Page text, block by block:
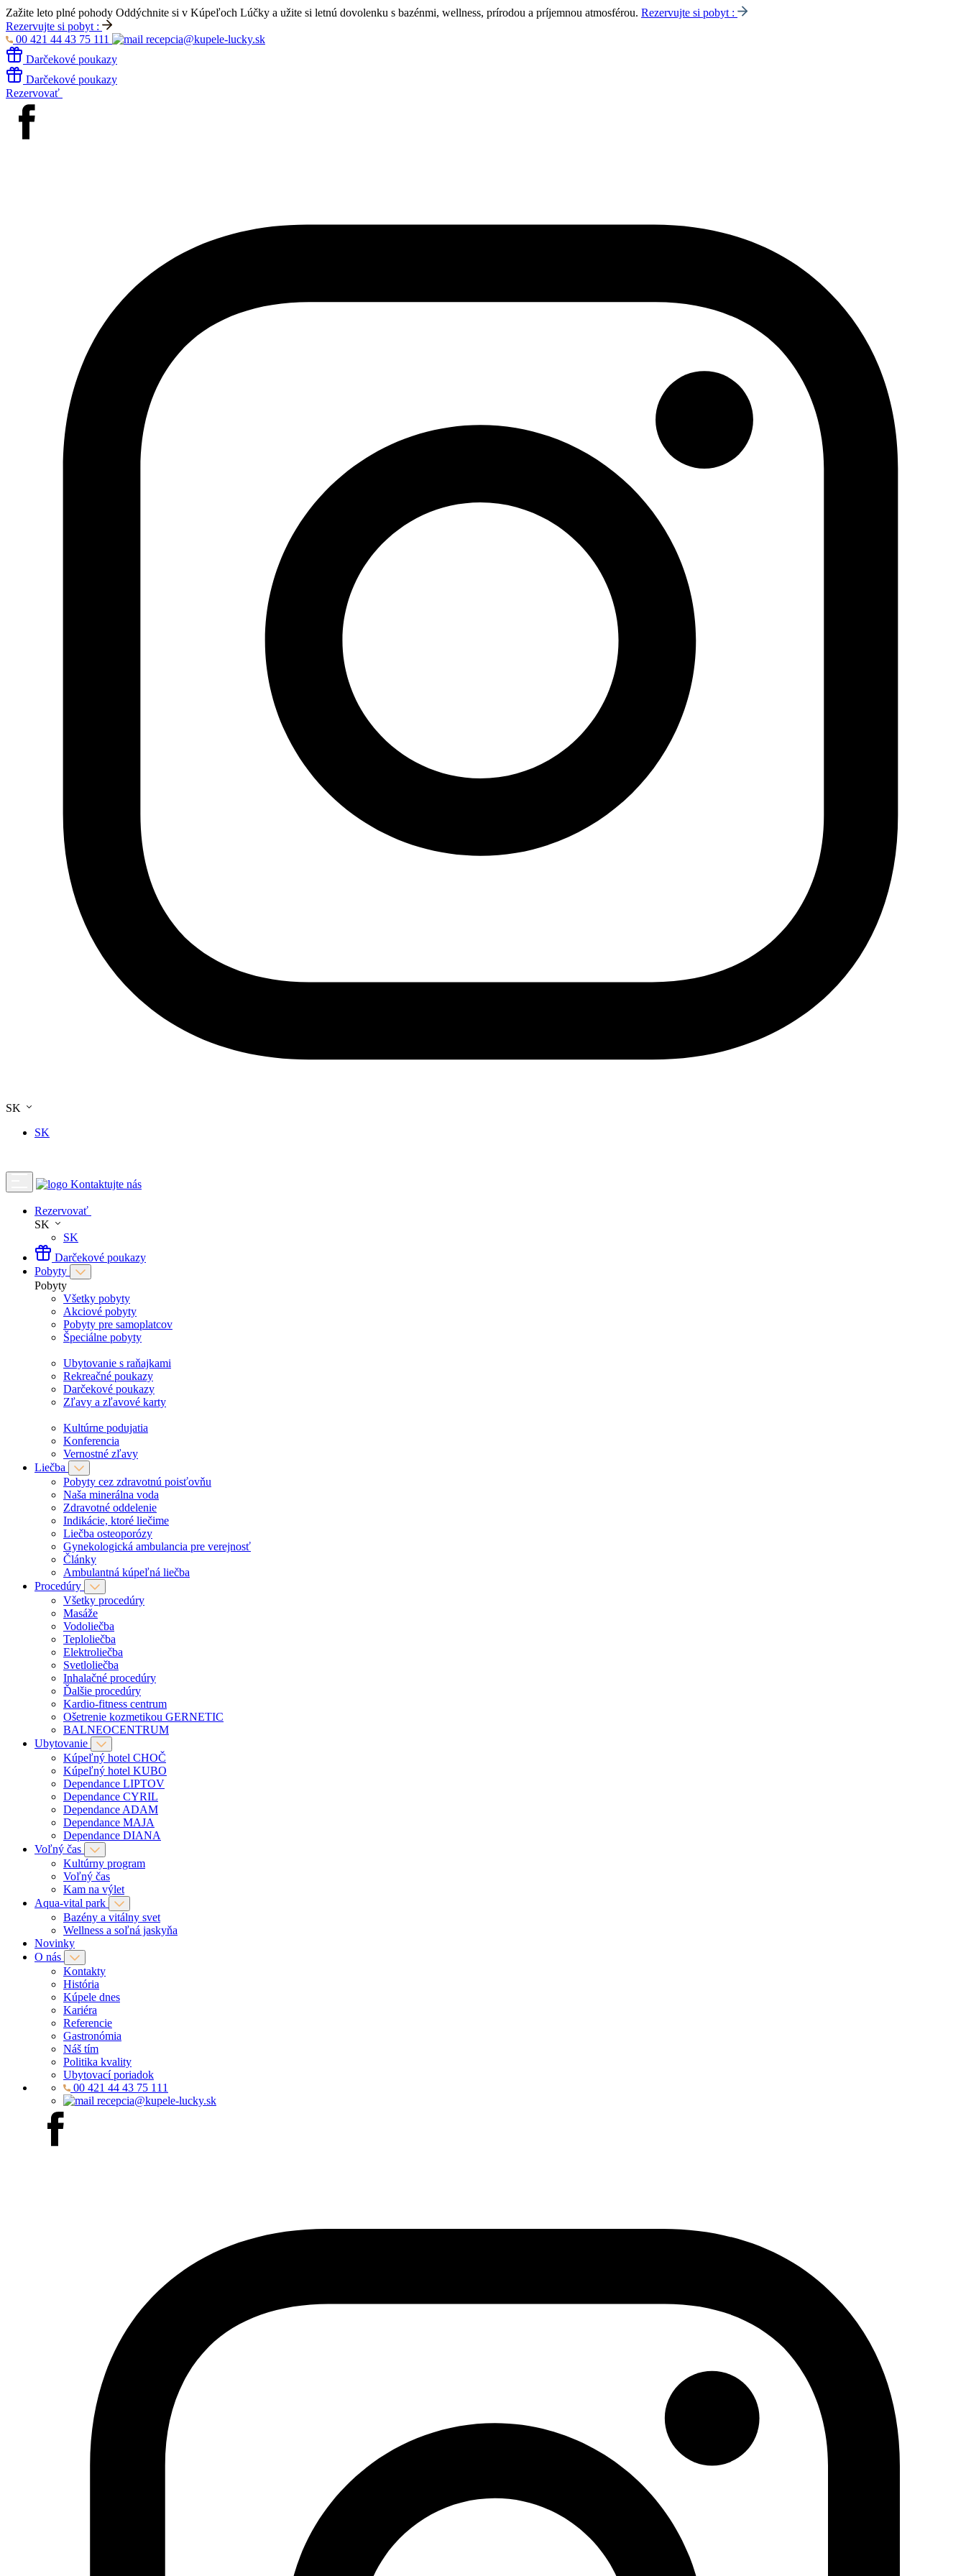
Zažite leto plné pohody Oddýchnite si v Kúpeľoch Lúčky a užite si letnú dovolenku s bazénmi, wellness, prírodou a príjemnou atmosférou. Rezervujte si pobyt :
Rezervujte si pobyt :
00 421 44 43 75 111
recepcia@kupele-lucky.sk
Darčekové poukazy
Darčekové poukazy
Rezervovať
SK
SK
Kontaktujte nás
Rezervovať
SK
SK
Darčekové poukazy
Pobyty
Pobyty
Všetky pobyty
Akciové pobyty
Pobyty pre samoplatcov
Špeciálne pobyty
Ubytovanie s raňajkami
Rekreačné poukazy
Darčekové poukazy
Zľavy a zľavové karty
Kultúrne podujatia
Konferencia
Vernostné zľavy
Liečba
Pobyty cez zdravotnú poisťovňu
Naša minerálna voda
Zdravotné oddelenie
Indikácie, ktoré liečime
Liečba osteoporózy
Gynekologická ambulancia pre verejnosť
Články
Ambulantná kúpeľná liečba
Procedúry
Všetky procedúry
Masáže
Vodoliečba
Teploliečba
Elektroliečba
Svetloliečba
Inhalačné procedúry
Ďalšie procedúry
Kardio-fitness centrum
Ošetrenie kozmetikou GERNETIC
BALNEOCENTRUM
Ubytovanie
Kúpeľný hotel CHOČ
Kúpeľný hotel KUBO
Dependance LIPTOV
Dependance CYRIL
Dependance ADAM
Dependance MAJA
Dependance DIANA
Voľný čas
Kultúrny program
Voľný čas
Kam na výlet
Aqua-vital park
Bazény a vitálny svet
Wellness a soľná jaskyňa
Novinky
O nás
Kontakty
História
Kúpele dnes
Kariéra
Referencie
Gastronómia
Náš tím
Politika kvality
Ubytovací poriadok
00 421 44 43 75 111
recepcia@kupele-lucky.sk